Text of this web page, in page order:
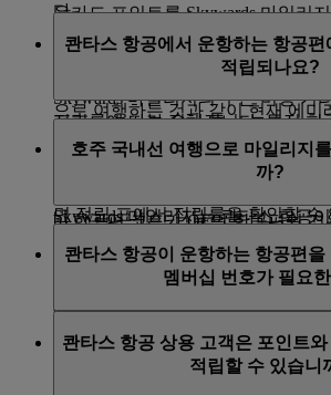
용카드 포인트를 Skywards 마일리
니다. 제휴 은행 목록은여기
서 확
를 알아보거나 에미레이트
환을 요청하려면 신용카드 발급사
다.
타 제휴 항공사를 이용하실 경우,
적립되고 등급 마일리지는 적립되
Skywards 마일리지의 수는 비행 거
적립률에 따라 정해집니다. 특정 항
인하려면 에미레이트 항공의제휴사
음, 확인할 항공사를 선택하고 '더
면 적립 표에서 적립률을 확인할 수
지를 적립할 수 있는 경우는 다음과
으로 여행하는 것과 같이 현재 에미
속 이어지는 국제 여정의 일부인 국
b) 항공편 코드가 QF인 항공편의
으로 다른 적립률로 마일리지가 적
용은
콴타스 항공 제휴사 페이지에
c) Skywards 마일리지는 콴타스 항
과 콴타스 항공 연결 항공편 운항
만 적립되고, 타 항공사와의 공동
경우에는 적립되지 않습니다.
콴타스 항공에서 운항하는 항공
적립되나요?
급 마일리지가 적립됩니다. 항공편
에는 등급 마일리지가 적립되지 않
Skywards 마일리지는 콴타스 항공
적립되고, 타 항공사와의 공동운항
우에는 적립되지 않습니다.
호주 국내선 여행으로 마일리지
까?
행의 일부로 콴타스 항공 국내선
우 마일리지를 적립할 수 있습니다.
콴타스 항공을 이용하는 호주 국내
콴타스 항공이 운항하는 항공편을
멤버십 번호가 필요
현재 에미레이트 Skywards 멤버십
격 마일리지가 계정에 자동으로 추
콴타스 항공 상용 고객은 포인트와
적립할 수 있습니